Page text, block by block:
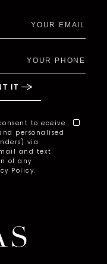
to eceive
personalised
via
and text
of any
Policy.